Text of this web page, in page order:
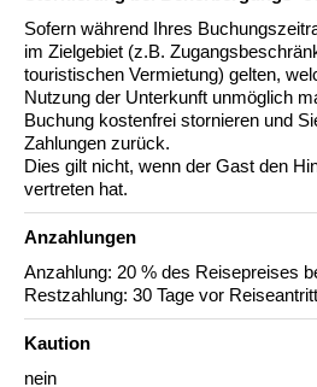
Sofern während Ihres
im Zielgebiet (z.B.
touristischen Vermietung) gelten,
Nutzung der Unterkunft unmöglich
Buchung kostenfrei stornieren und
Zahlungen zurück.
Dies gilt nicht, wenn der Gast den
vertreten hat.
Anzahlungen
Anzahlung: 20 % des Reisepreises
Restzahlung: 30 Tage vor Reiseantritt
Kaution
nein